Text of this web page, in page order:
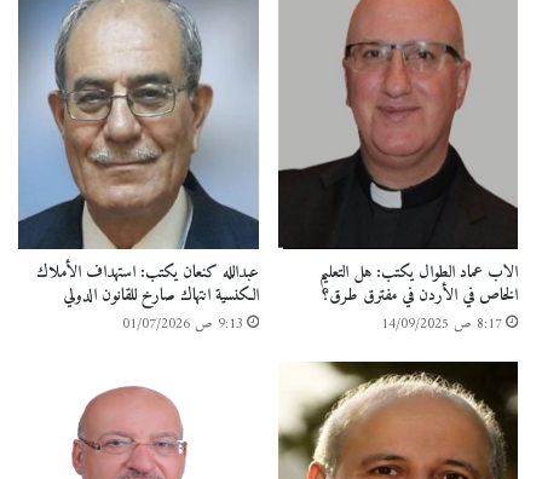
الاب عماد الطوال يكتب: هل التعليم
الخاص في الأردن في مفترق طرق؟
8:17 ص 14/09/2025
عبدالله كنعان يكتب: استهداف الأملاك
الكنسية انتهاك صارخ للقانون الدولي
9:13 ص 01/07/2026